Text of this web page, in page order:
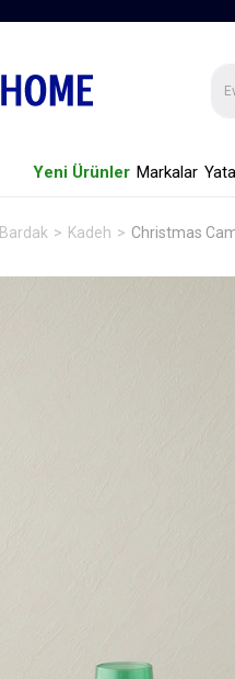
Yeni Ürünler Markalar
Bardak Kadeh Christmas